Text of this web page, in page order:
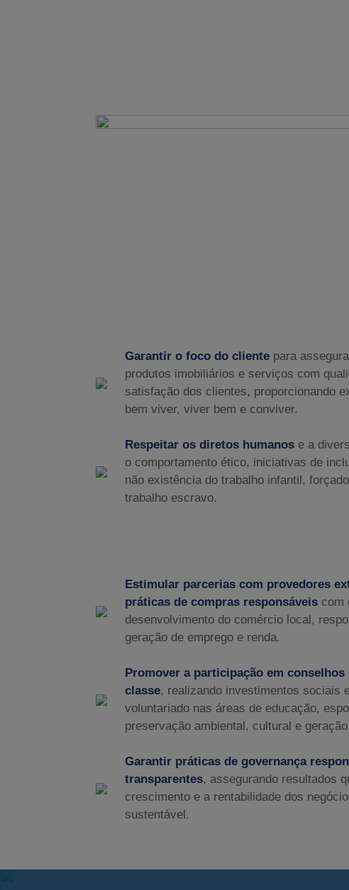
Garantir o foco do cliente para
produtos imobiliários e serviços com
satisfação dos clientes, proporcionando
bem viver, viver bem e conviver.
Respeitar os diretos humanos e a
o comportamento ético, iniciativas de
não existência do trabalho infantil,
trabalho escravo.
Estimular parcerias com provedores
práticas de compras responsáveis com
desenvolvimento do comércio local,
geração de emprego e renda.
Promover a participação em conselhos
classe, realizando investimentos sociais
voluntariado nas áreas de educação,
preservação ambiental, cultural e
Garantir práticas de governança
transparentes, assegurando resultados
crescimento e a rentabilidade dos
sustentável.